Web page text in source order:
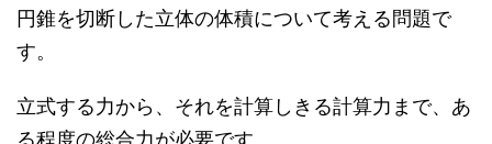
円錐を切断した立体の体積について考える問題で
す。
立式する力から、それを計算しきる計算力まで、あ
る程度の総合力が必要です。